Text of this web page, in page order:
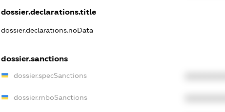
dossier.declarations.title
dossier.declarations.noData
dossier.sanctions
dossier.specSanctions
dossier.rnboSanctions